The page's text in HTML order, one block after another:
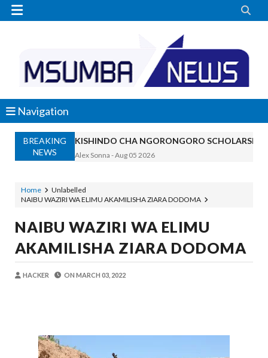
 
Navigation
BREAKING
NEWS
KISHINDO CHA NGORONGORO
Alex Sonna -Aug 05 2026
TANZANIA KUNUFAIKA NA SH. BILIONI
TIRDO YAFICHUA FURSA ZA
OSCAR ASSENGA- Aug 05 2026
Alex Sonna-Aug 05 2026
MSUMBA-Aug 05 2026
Shamba Langu La Hekari Kumi
Home
Unlabelled
NAIBU WAZIRI WA ELIMU AKAMILISHA ZIARA DODOMA
NAIBU WAZIRI WA ELIMU
AKAMILISHA ZIARA DODOMA
HACKER ON MARCH 03, 2022